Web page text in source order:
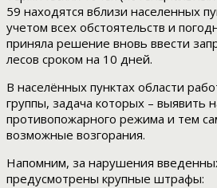
59 находятся вблизи населенных
учетом всех обстоятельств и
приняла решение вновь ввести
лесов сроком на 10 дней.
В населённых пунктах области
группы, задача которых – выявить
противопожарного режима и тем
возможные возгорания.
Напомним, за нарушения
предусмотрены крупные штрафы: